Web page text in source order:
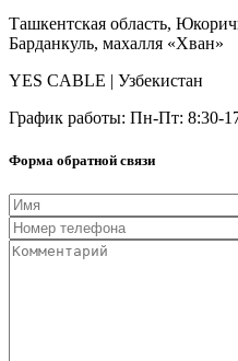
Ташкентская область,
Барданкуль, махалля «Хван»
YES CABLE | Узбекистан
График работы: Пн-Пт: 8:30-
Форма обратной связи